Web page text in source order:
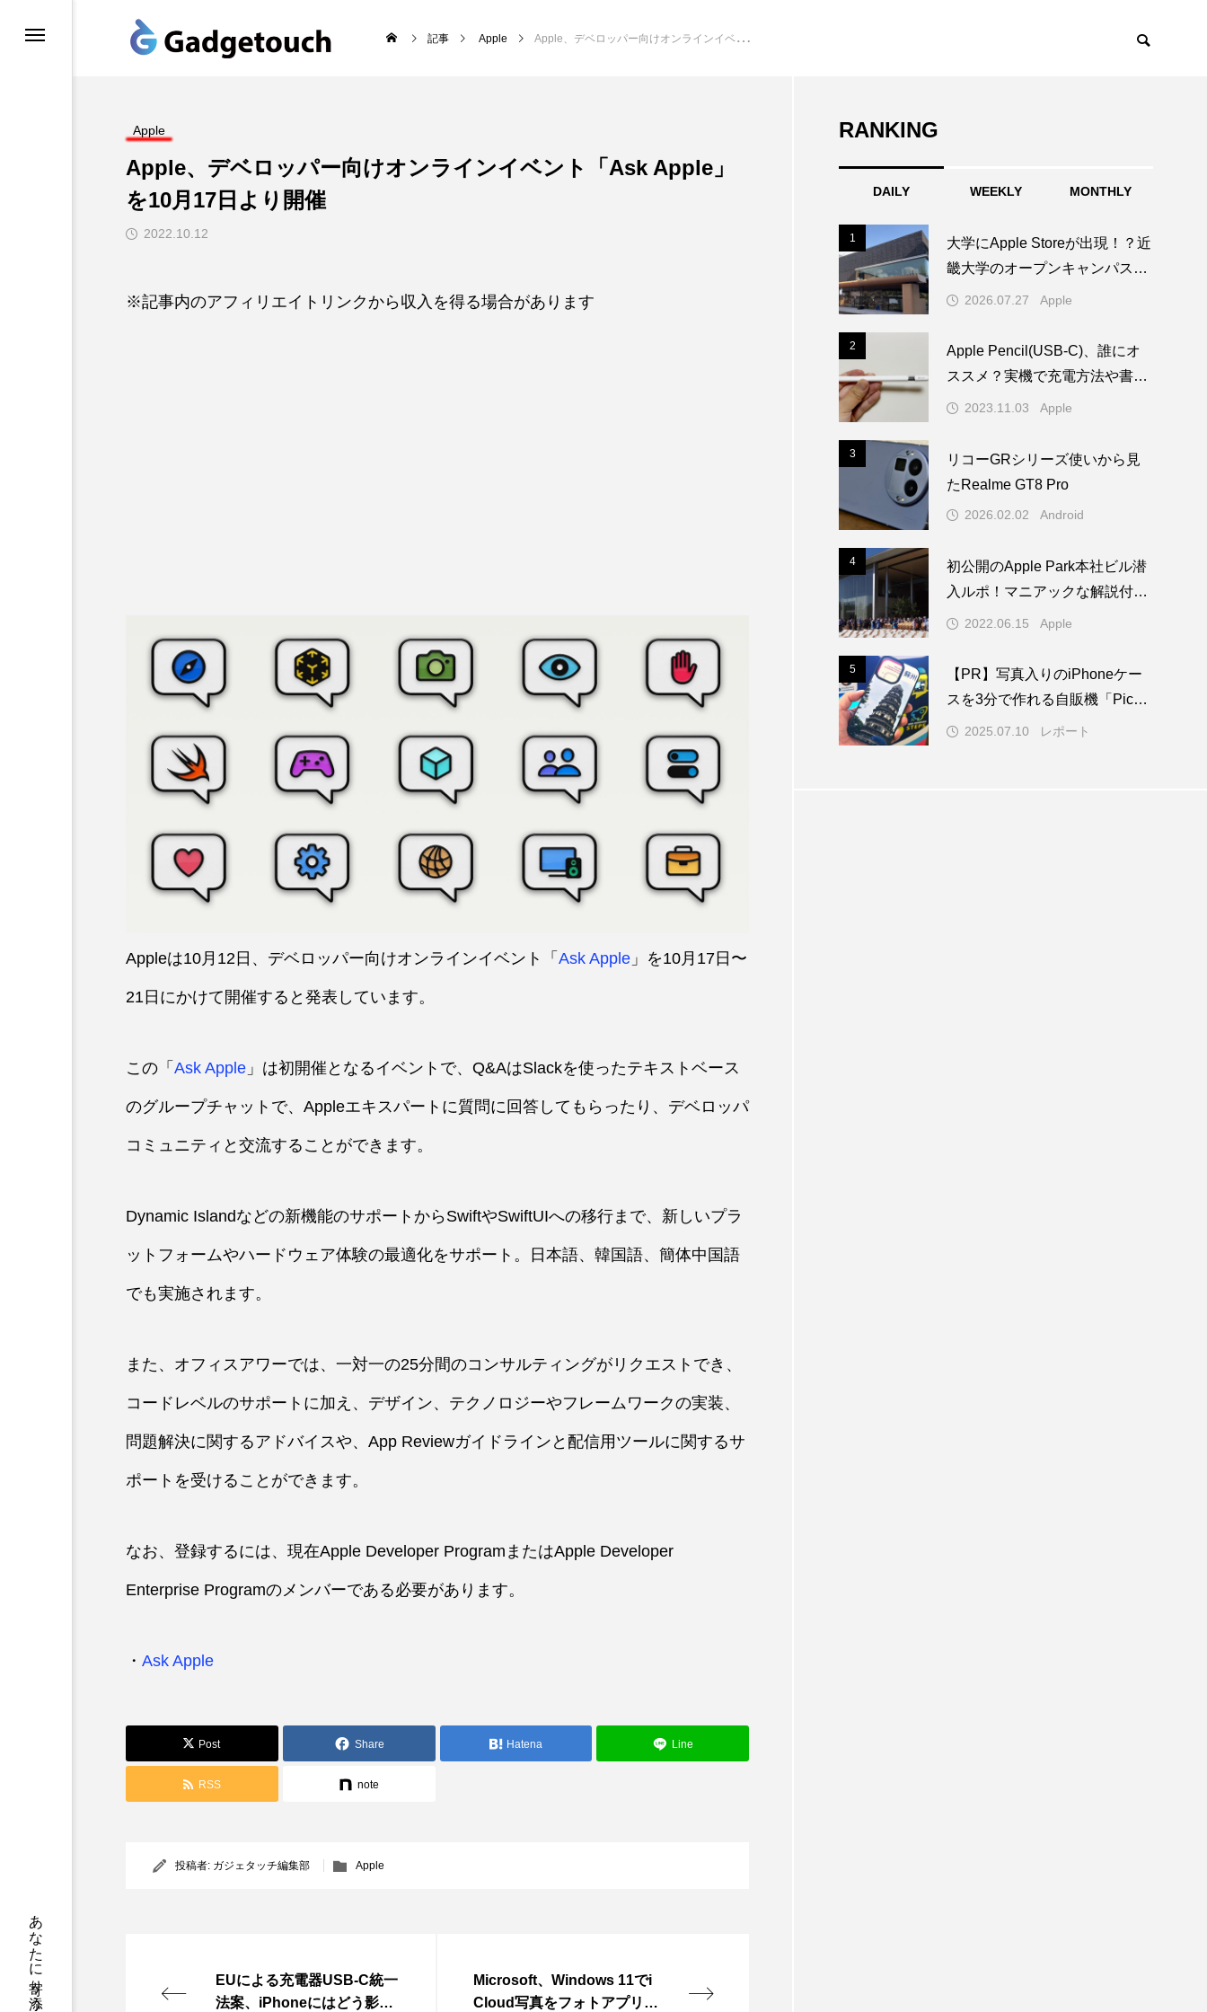
記事 Apple Apple、デベロッパー向けオンラインイベント「Ask Apple」を10月17日より開催
Apple
Apple、デベロッパー向けオンラインイベント「Ask Apple」
を10月17日より開催
2022.10.12
※記事内のアフィリエイトリンクから収入を得る場合があります
Appleは10月12日、デベロッパー向けオンラインイベント「 Ask Apple 」を10月17日〜
21日にかけて開催すると発表しています。
この「 Ask Apple 」は初開催となるイベントで、Q&AはSlackを使ったテキストベース
のグループチャットで、Appleエキスパートに質問に回答してもらったり、デベロッパ
コミュニティと交流することができます。
Dynamic Islandなどの新機能のサポートからSwiftやSwiftUIへの移行まで、新しいプラ
ットフォームやハードウェア体験の最適化をサポート。日本語、韓国語、簡体中国語
でも実施されます。
また、オフィスアワーでは、一対一の25分間のコンサルティングがリクエストでき、
コードレベルのサポートに加え、デザイン、テクノロジーやフレームワークの実装、
問題解決に関するアドバイスや、App Reviewガイドラインと配信用ツールに関するサ
ポートを受けることができます。
なお、登録するには、現在Apple Developer ProgramまたはApple Developer
Enterprise Programのメンバーである必要があります。
・ Ask Apple
Post Share Hatena Line
RSS note
投稿者: ガジェタッチ編集部 Apple
EUによる充電器USB-C統一
法案、iPhoneにはどう影響
Microsoft、Windows 11でi
Cloud写真をフォトアプリと
RANKING
DAILY WEEKLY MONTHLY
1
大学にApple Storeが出現！？近
畿大学のオープンキャンパスに
1日限りの特別なAppleブースが
2026.07.27 Apple
2
Apple Pencil(USB-C)、誰にオ
ススメ？実機で充電方法や書き
心地を試してみた！
2023.11.03 Apple
3
リコーGRシリーズ使いから見
たRealme GT8 Pro
2026.02.02 Android
4
初公開のApple Park本社ビル潜
入ルポ！マニアックな解説付き
／WWDC22 ー 1/2
2022.06.15 Apple
5
【PR】写真入りのiPhoneケー
スを3分で作れる自販機「PickM
e!Case」を使ってみた
2025.07.10 レポート